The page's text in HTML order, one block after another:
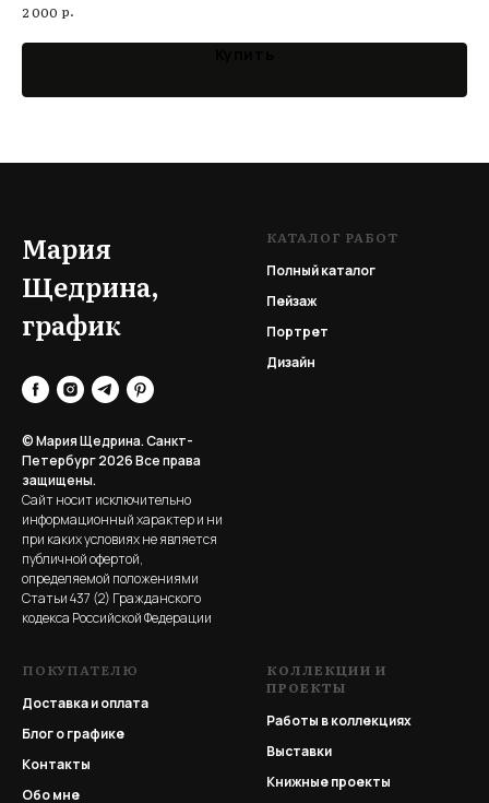
2 000 р.
Мария
Щедрина,
график
© Мария Щедрина. Санкт-
Петербург 2026Все права
защищены.
Сайт носит исключительно
информационный характер и ни
при каких условиях не является
публичной офертой,
определяемой положениями
Статьи 437 (2) Гражданского
кодекса Российской Федерации
КАТАЛОГ РАБОТ
Полный каталог
Пейзаж
Портрет
Дизайн
ПОКУПАТЕЛЮ
Доставка и оплата
Блог о графике
Контакты
Обо мне
КОЛЛЕКЦИИ И
ПРОЕКТЫ
Работы в коллекциях
Выставки
Книжные проекты